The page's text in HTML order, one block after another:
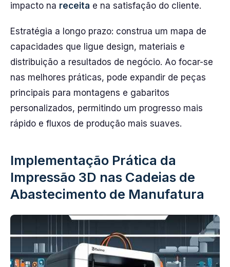
impacto na receita e na satisfação do cliente.
Estratégia a longo prazo: construa um mapa de
capacidades que ligue design, materiais e
distribuição a resultados de negócio. Ao focar-se
nas melhores práticas, pode expandir de peças
principais para montagens e gabaritos
personalizados, permitindo um progresso mais
rápido e fluxos de produção mais suaves.
Implementação Prática da
Impressão 3D nas Cadeias de
Abastecimento de Manufatura